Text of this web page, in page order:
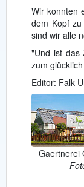
Wir konnten
dem Kopf
sind wir alle
"Und ist das
zum
Editor: Falk
Gaertnerei